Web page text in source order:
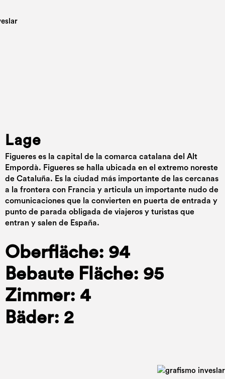
Lage
Figueres es la capital de la comarca catalana del Alt
Empordà. Figueres se halla ubicada en el extremo noreste
de Cataluña. Es la ciudad más importante de las cercanas
a la frontera con Francia y articula un importante nudo de
comunicaciones que la convierten en puerta de entrada y
punto de parada obligada de viajeros y turistas que
entran y salen de España.
Oberfläche: 94
Bebaute Fläche: 95
Zimmer: 4
Bäder: 2